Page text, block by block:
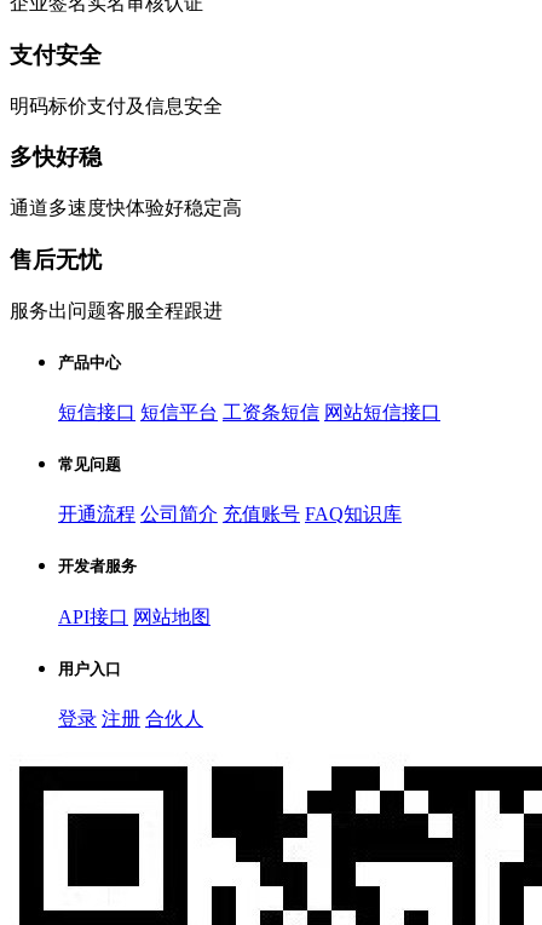
支付安全
明码标价支付及信息安全
多快好稳
通道多速度快体验好稳定高
售后无忧
服务出问题客服全程跟进
产品中心
短信接口 短信平台 工资条短信 网站短信接口
常见问题
开通流程 公司简介 充值账号 FAQ知识库
开发者服务
API接口 网站地图
用户入口
登录 注册 合伙人